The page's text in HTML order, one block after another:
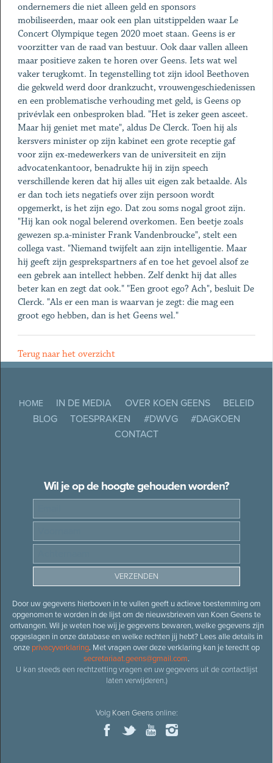
ondernemers die niet alleen geld en sponsors
mobiliseerden, maar ook een plan uitstippelden waar Le
Concert Olympique tegen 2020 moet staan. Geens is er
voorzitter van de raad van bestuur. Ook daar vallen alleen
maar positieve zaken te horen over Geens. Iets wat wel
vaker terugkomt. In tegenstelling tot zijn idool Beethoven
die gekweld werd door drankzucht, vrouwengeschiedenissen
en een problematische verhouding met geld, is Geens op
privévlak een onbesproken blad. "Het is zeker geen asceet.
Maar hij geniet met mate", aldus De Clerck. Toen hij als
kersvers minister op zijn kabinet een grote receptie gaf
voor zijn ex-medewerkers van de universiteit en zijn
advocatenkantoor, benadrukte hij in zijn speech
verschillende keren dat hij alles uit eigen zak betaalde. Als
er dan toch iets negatiefs over zijn persoon wordt
opgemerkt, is het zijn ego. Dat zou soms nogal groot zijn.
"Hij kan ook nogal belerend overkomen. Een beetje zoals
gewezen sp.a-minister Frank Vandenbroucke", stelt een
collega vast. "Niemand twijfelt aan zijn intelligentie. Maar
hij geeft zijn gesprekspartners af en toe het gevoel alsof ze
een gebrek aan intellect hebben. Zelf denkt hij dat alles
beter kan en zegt dat ook." "Een groot ego? Ach", besluit De
Clerck. "Als er een man is waarvan je zegt: die mag een
groot ego hebben, dan is het Geens wel."
Terug naar het overzicht
HOME IN DE MEDIA OVER KOEN GEENS
BELEID
BLOG
TOESPRAKEN #DWVG
#DAGKOEN
CONTACT
Wil je op de hoogte gehouden worden?
Door uw gegevens hierboven in te vullen geeft u actieve toestemming om
opgenomen te worden in de lijst om de nieuwsbrieven van Koen Geens te
ontvangen. Wil je weten hoe wij je gegevens bewaren, welke gegevens zijn
opgeslagen in onze database en welke rechten jij hebt? Lees alle details in
onze privacyverklaring. Met vragen over deze verklaring kan je terecht op
secretariaat.geens@gmail.com.
U kan steeds een rechtzetting vragen en uw gegevens uit de contactlijst
laten verwijderen.)
Volg Koen Geensonline: